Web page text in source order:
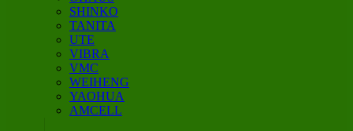
SHINKO
TANITA
UTE
VIBRA
VMC
WEIHENG
YAOHUA
AMCELL